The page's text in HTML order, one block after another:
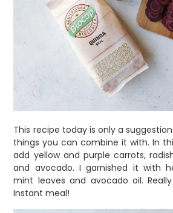
This recipe today is only a
things you can combine it with. In
add yellow and purple carrots,
and avocado. I garnished it with
mint leaves and avocado oil.
Instant meal!